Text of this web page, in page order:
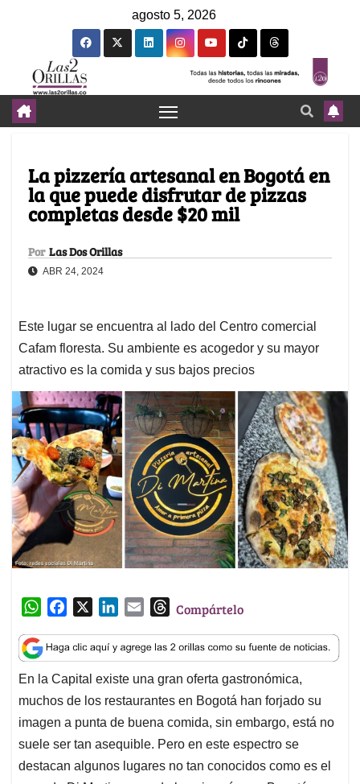
agosto 5, 2026
La pizzería artesanal en Bogotá en
la que puede disfrutar de pizzas
completas desde $20 mil
Por Las Dos Orillas
ABR 24, 2024
Este lugar se encuentra al lado del Centro comercial
Cafam floresta. Su ambiente es acogedor y su mayor
atractivo es la comida y sus bajos precios
W
a
t
s
A
p
p
c
e
b
o
o
k
n
k
e
d
I
n
a
i
l
T
r
e
a
d
s
Compártelo
En la Capital existe una gran oferta gastronómica,
muchos de los restaurantes en Bogotá han forjado su
imagen a punta de buena comida, sin embargo, está no
suele ser tan asequible. Pero en este espectro se
destacan algunos lugares no tan conocidos como es el